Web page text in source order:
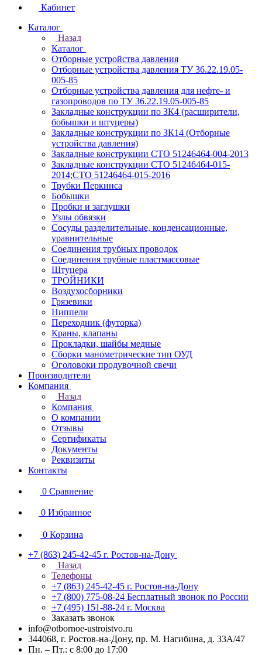
Кабинет
Каталог
Назад
Каталог
Отборные устройства давления
Отборные устройства давления ТУ 36.22.19.05-
005-85
Отборные устройства давления для нефте- и
газопроводов по ТУ 36.22.19.05-005-85
Закладные конструкции по ЗК4 (расширители,
бобышки и штуцеры)
Закладные конструкции по ЗК14 (Отборные
устройства давления)
Закладные конструкции СТО 51246464-004-2013
Закладные конструкции СТО 51246464-015-
2014;СТО 51246464-015-2016
Трубки Перкинса
Бобышки
Пробки и заглушки
Узлы обвязки
Сосуды разделительные, конденсационные,
уравнительные
Соединения трубных проводок
Соединения трубные пластмассовые
Штуцера
ТРОЙНИКИ
Воздухосборники
Грязевики
Ниппели
Переходник (футорка)
Краны, клапаны
Прокладки, шайбы медные
Сборки манометрические тип ОУД
Оголовоки продувочной свечи
Производители
Компания
Назад
Компания
О компании
Отзывы
Сертификаты
Документы
Реквизиты
Контакты
0 Сравнение
0 Избранное
0 Корзина
+7 (863) 245-42-45 г. Ростов-на-Дону
Назад
Телефоны
+7 (863) 245-42-45 г. Ростов-на-Дону
+7 (800) 775-08-24 Бесплатный звонок по России
+7 (495) 151-88-24 г. Москва
Заказать звонок
info@otbornoe-ustroistvo.ru
344068, г. Ростов-на-Дону, пр. М. Нагибина, д. 33А/47
Пн. – Пт.: с 8:00 до 17:00